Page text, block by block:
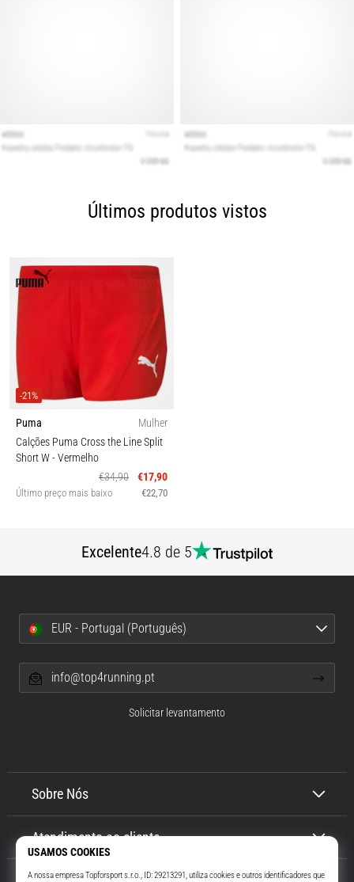
Últimos produtos vistos
-21%
Puma
Mulher
Calções Puma Cross the Line Split
Short W- Vermelho
€34,90
€17,90
Último preço mais baixo €22,70
Excelente4.8 de 5
Sobre Nós
Atendimento ao cliente
EUR - Portugal (Português)
info@top4running.pt
Solicitar levantamento